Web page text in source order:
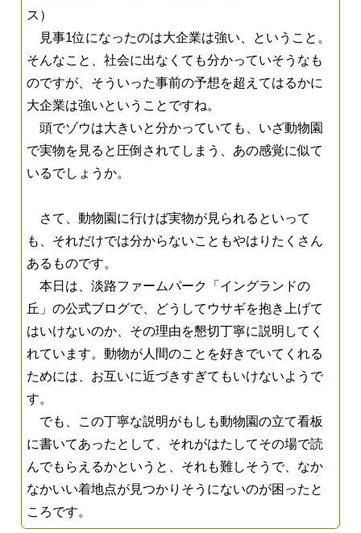
ス）
見事1位になったのは大企業は強い、ということ。
そんなこと、社会に出なくても分かっていそうなも
のですが、そういった事前の予想を超えてはるかに
大企業は強いということですね。
頭でゾウは大きいと分かっていても、いざ動物園
で実物を見ると圧倒されてしまう、あの感覚に似て
いるでしょうか。
さて、動物園に行けば実物が見られるといって
も、それだけでは分からないこともやはりたくさん
あるものです。
本日は、淡路ファームパーク「イングランドの
丘」の公式ブログで、どうしてウサギを抱き上げて
はいけないのか、その理由を懇切丁寧に説明してく
れています。動物が人間のことを好きでいてくれる
ためには、お互いに近づきすぎてもいけないようで
す。
でも、この丁寧な説明がもしも動物園の立て看板
に書いてあったとして、それがはたしてその場で読
んでもらえるかというと、それも難しそうで、なか
なかいい着地点が見つかりそうにないのが困ったと
ころです。